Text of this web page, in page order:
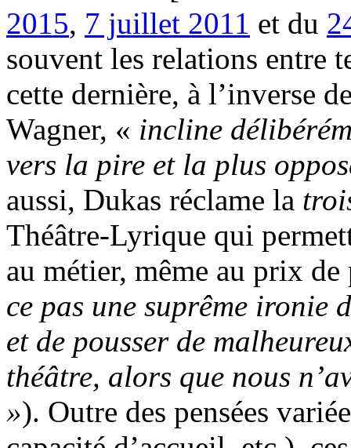
2015, 7 juillet 2011 et du
souvent les relations entre
cette dernière, à l’inverse
Wagner, « incline
vers la pire et la plus
aussi, Dukas réclame la
Théâtre-Lyrique qui
au métier, même au prix
ce pas une suprême ironie
et de pousser de
théâtre, alors que nous
»). Outre des pensées